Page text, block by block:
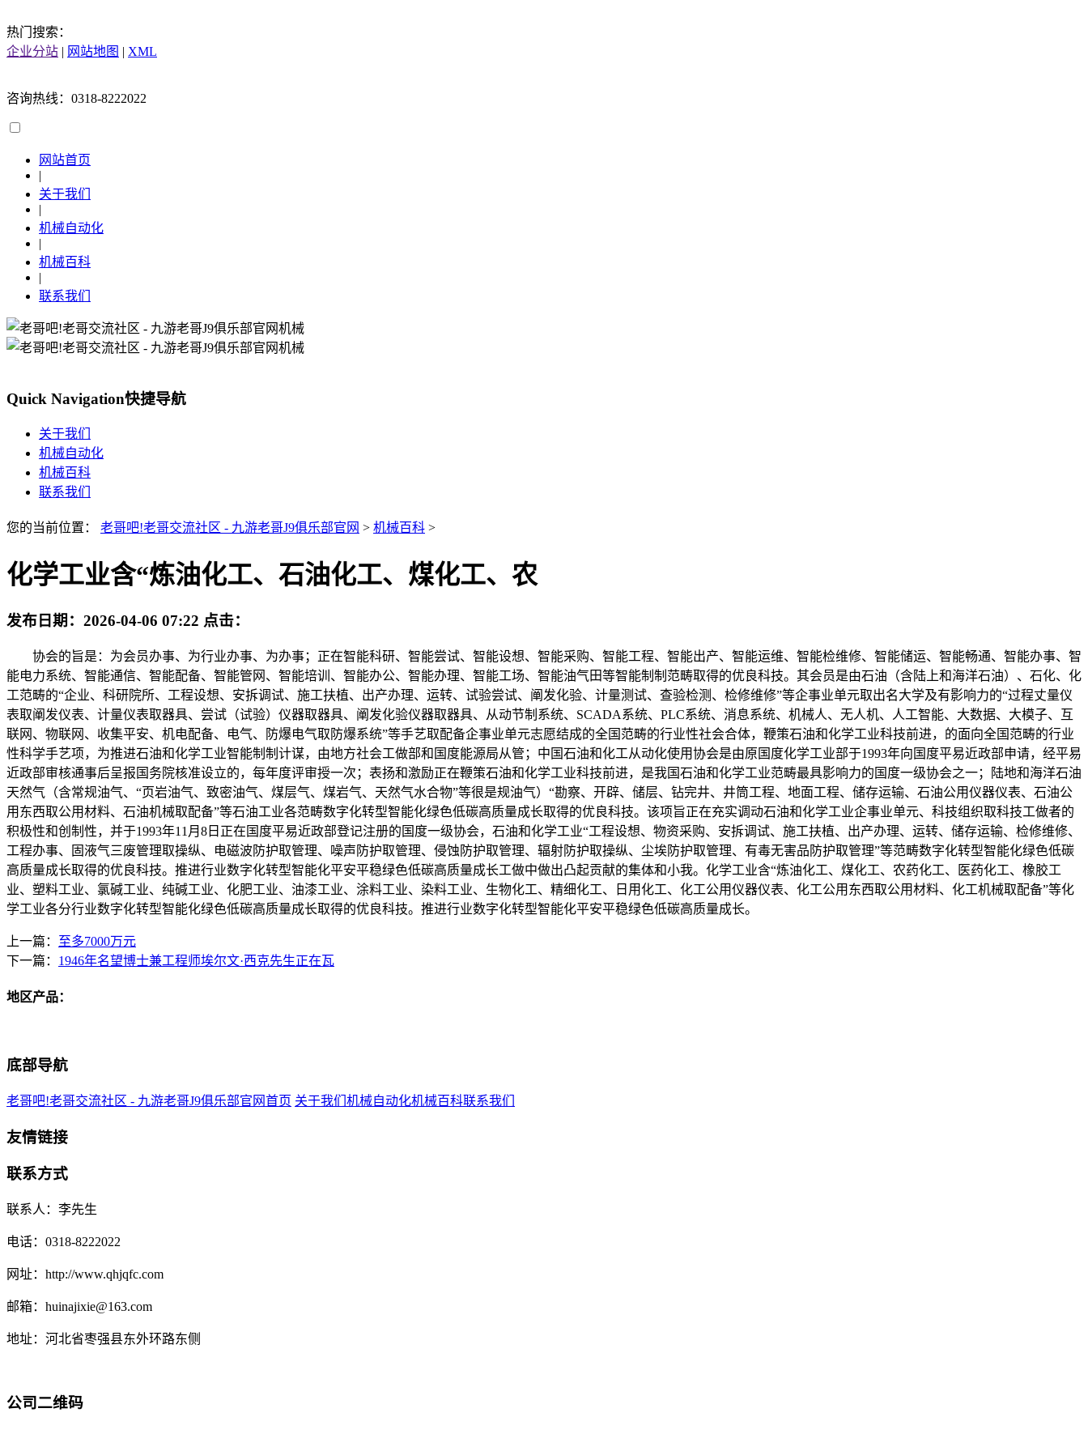
热门搜索：
企业分站 | 网站地图 | XML
咨询热线：0318-8222022
网站首页
|
关于我们
|
机械自动化
|
机械百科
|
联系我们
Quick Navigation快捷导航
关于我们
机械自动化
机械百科
联系我们
您的当前位置： 老哥吧!老哥交流社区 - 九游老哥J9俱乐部官网 > 机械百科 >
化学工业含“炼油化工、石油化工、煤化工、农
发布日期： 2026-04-06 07:22 点击：
协会的旨是：为会员办事、为行业办事、为办事；正在智能科研、智能尝试、智能设想、智能采购、智能工程、智能出产、智能运维、智能检维修、智能储运、智能畅通、智能办事、智
能电力系统、智能通信、智能配备、智能管网、智能培训、智能办公、智能办理、智能工场、智能油气田等智能制制范畴取得的优良科技。其会员是由石油（含陆上和海洋石油）、石化、化
工范畴的“企业、科研院所、工程设想、安拆调试、施工扶植、出产办理、运转、试验尝试、阐发化验、计量测试、查验检测、检修维修”等企事业单元取出名大学及有影响力的“过程丈量仪
表取阐发仪表、计量仪表取器具、尝试（试验）仪器取器具、阐发化验仪器取器具、从动节制系统、SCADA系统、PLC系统、消息系统、机械人、无人机、人工智能、大数据、大模子、互
联网、物联网、收集平安、机电配备、电气、防爆电气取防爆系统”等手艺取配备企事业单元志愿结成的全国范畴的行业性社会合体，鞭策石油和化学工业科技前进，的面向全国范畴的行业
性科学手艺项，为推进石油和化学工业智能制制计谋，由地方社会工做部和国度能源局从管；中国石油和化工从动化使用协会是由原国度化学工业部于1993年向国度平易近政部申请，经平易
近政部审核通事后呈报国务院核准设立的，每年度评审授一次；表扬和激励正在鞭策石油和化学工业科技前进，是我国石油和化学工业范畴最具影响力的国度一级协会之一；陆地和海洋石油
天然气（含常规油气、“页岩油气、致密油气、煤层气、煤岩气、天然气水合物”等很是规油气）“勘察、开辟、储层、钻完井、井筒工程、地面工程、储存运输、石油公用仪器仪表、石油公
用东西取公用材料、石油机械取配备”等石油工业各范畴数字化转型智能化绿色低碳高质量成长取得的优良科技。该项旨正在充实调动石油和化学工业企事业单元、科技组织取科技工做者的
积极性和创制性，并于1993年11月8日正在国度平易近政部登记注册的国度一级协会，石油和化学工业“工程设想、物资采购、安拆调试、施工扶植、出产办理、运转、储存运输、检修维修、
工程办事、固液气三废管理取操纵、电磁波防护取管理、噪声防护取管理、侵蚀防护取管理、辐射防护取操纵、尘埃防护取管理、有毒无害品防护取管理”等范畴数字化转型智能化绿色低碳
高质量成长取得的优良科技。推进行业数字化转型智能化平安平稳绿色低碳高质量成长工做中做出凸起贡献的集体和小我。化学工业含“炼油化工、煤化工、农药化工、医药化工、橡胶工
业、塑料工业、氯碱工业、纯碱工业、化肥工业、油漆工业、涂料工业、染料工业、生物化工、精细化工、日用化工、化工公用仪器仪表、化工公用东西取公用材料、化工机械取配备”等化
学工业各分行业数字化转型智能化绿色低碳高质量成长取得的优良科技。推进行业数字化转型智能化平安平稳绿色低碳高质量成长。
上一篇： 至多7000万元
下一篇： 1946年名望博士兼工程师埃尔文·西克先生正在瓦
地区产品：
底部导航
老哥吧!老哥交流社区 - 九游老哥J9俱乐部官网首页 关于我们 机械自动化机械百科联系我们
友情链接
联系方式
联系人：李先生
电话：0318-8222022
网址：http://www.qhjqfc.com
邮箱：huinajixie@163.com
地址：河北省枣强县东外环路东侧
公司二维码